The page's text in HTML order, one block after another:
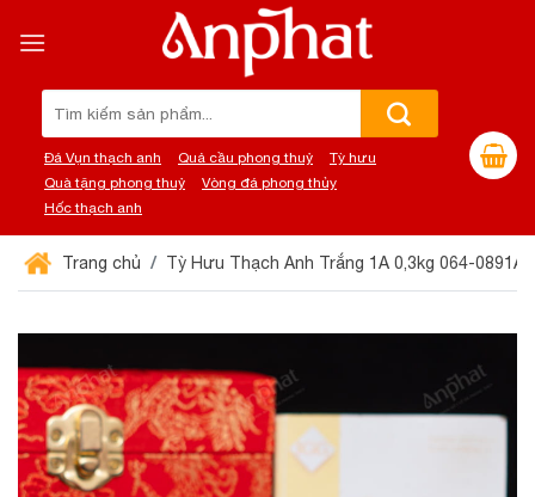
đến
Đá Vụn thạch anh Quả cầu phong thuỷ
Tỳ hưu
Quà tặng phong thuỷ
Vòng đá phong thủy
Hốc thạch anh
Trang chủ Tỳ Hưu Thạch Anh Trắng 1A 0,3kg 064-0891A-